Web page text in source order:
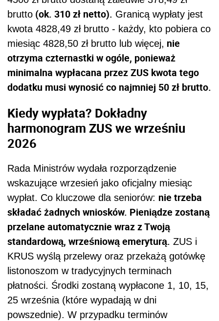
brutto (ok. 310 zł netto). Granicą wypłaty jest
kwota 4828,49 zł brutto - każdy, kto pobiera co
miesiąc 4828,50 zł brutto lub więcej, nie
otrzyma czternastki w ogóle, ponieważ
minimalna wypłacana przez ZUS kwota tego
dodatku musi wynosić co najmniej 50 zł brutto.
Kiedy wypłata? Dokładny
harmonogram ZUS we wrześniu
2026
Rada Ministrów wydała rozporządzenie
wskazujące wrzesień jako oficjalny miesiąc
wypłat. Co kluczowe dla seniorów: nie trzeba
składać żadnych wniosków. Pieniądze zostaną
przelane automatycznie wraz z Twoją
standardową, wrześniową emeryturą. ZUS i
KRUS wyślą przelewy oraz przekażą gotówkę
listonoszom w tradycyjnych terminach
płatności. Środki zostaną wypłacone 1, 10, 15,
25 września (które wypadają w dni
powszednie). W przypadku terminów